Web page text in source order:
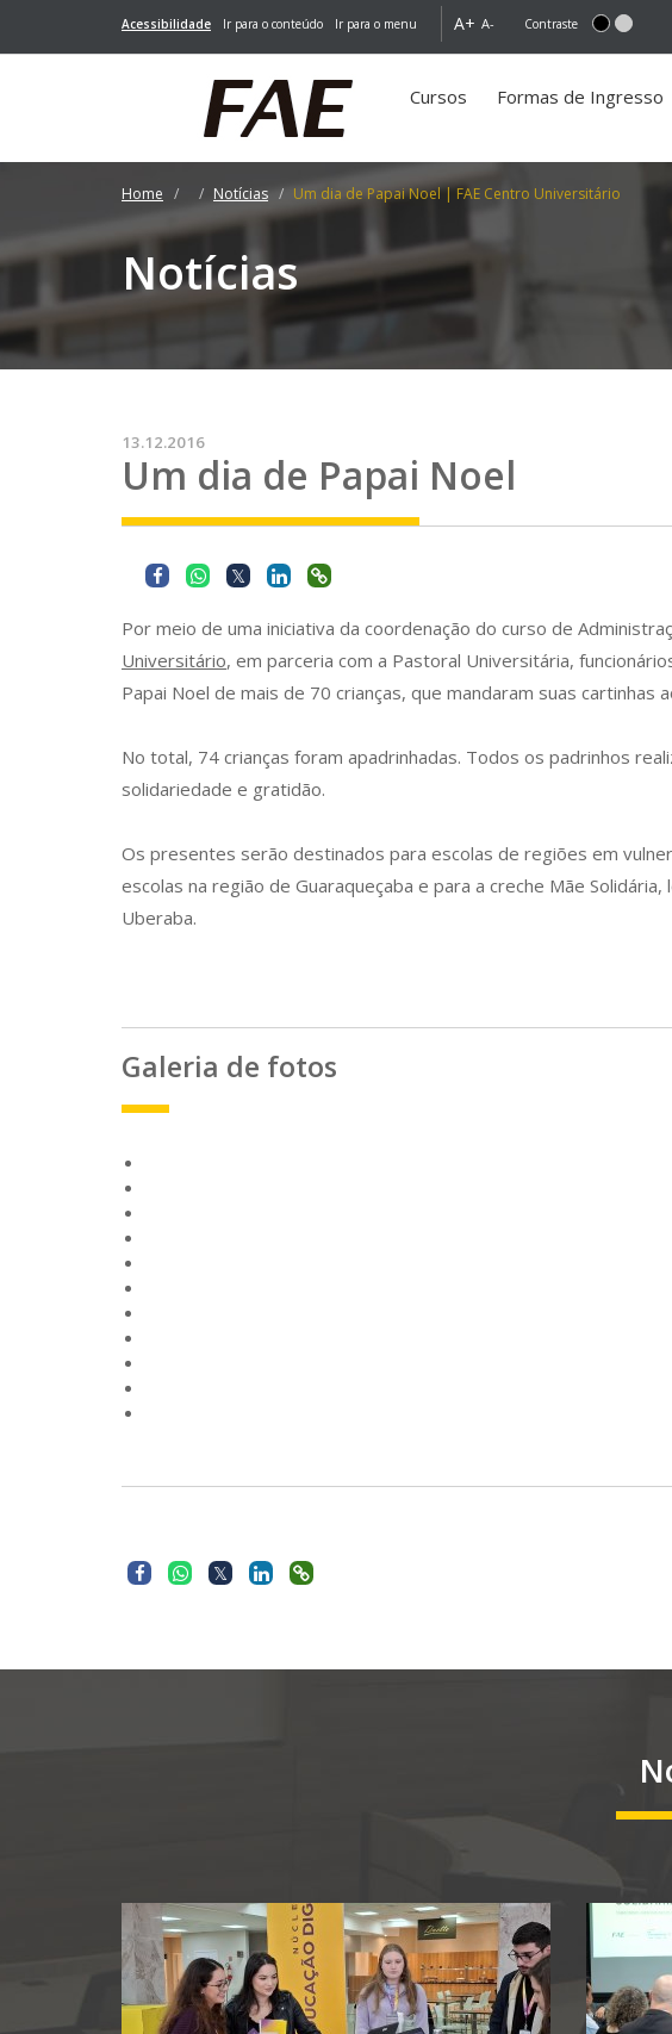
Acessibilidade Ir para o conteúdo Ir para o menu A+ A- Contraste
Cursos Formas de Ingresso
Home Notícias Um dia de Papai Noel | FAE Centro Universitário
Notícias
13.12.2016
Um dia de Papai Noel
Por meio de uma iniciativa da coordenação do curso de
Universitário, em parceria com a Pastoral Universitária,
Papai Noel de mais de 70 crianças, que mandaram suas cartinhas
No total, 74 crianças foram apadrinhadas. Todos os padrinhos
solidariedade e gratidão.
Os presentes serão destinados para escolas de regiões em
escolas na região de Guaraqueçaba e para a creche Mãe Solidária,
Uberaba.
Galeria de fotos